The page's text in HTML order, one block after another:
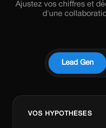
Ajustez vos chiffres et
d'une
Lead Gen
VOS HYPOTHÈSES